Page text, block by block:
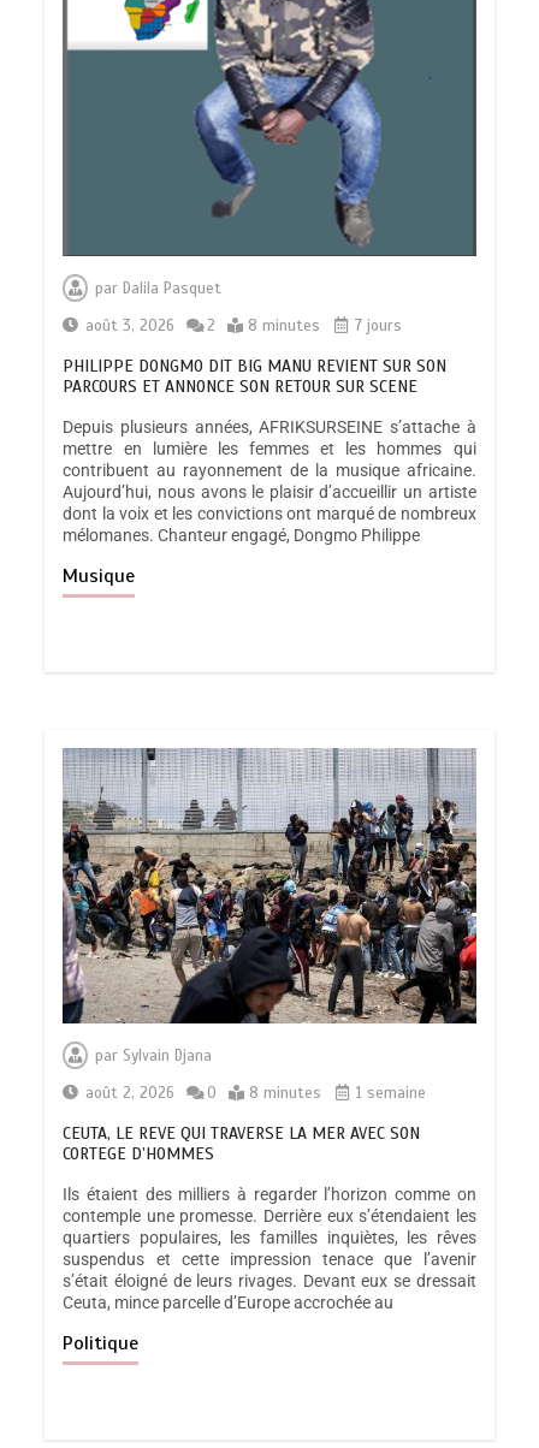
par Dalila Pasquet
août 3, 2026
2 8 minutes 7 jours
PHILIPPE DONGMO DIT BIG MANU REVIENT SUR SON
PARCOURS ET ANNONCE SON RETOUR SUR SCENE
Depuis plusieurs années, AFRIKSURSEINE s’attache à
mettre en lumière les femmes et les hommes qui
contribuent au rayonnement de la musique africaine.
Aujourd’hui, nous avons le plaisir d’accueillir un artiste
dont la voix et les convictions ont marqué de nombreux
mélomanes. Chanteur engagé, Dongmo Philippe
Musique
par Sylvain Djana
août 2, 2026
0 8 minutes 1 semaine
CEUTA, LE REVE QUI TRAVERSE LA MER AVEC SON
CORTEGE D’HOMMES
Ils étaient des milliers à regarder l’horizon comme on
contemple une promesse. Derrière eux s’étendaient les
quartiers populaires, les familles inquiètes, les rêves
suspendus et cette impression tenace que l’avenir
s’était éloigné de leurs rivages. Devant eux se dressait
Ceuta, mince parcelle d’Europe accrochée au
Politique